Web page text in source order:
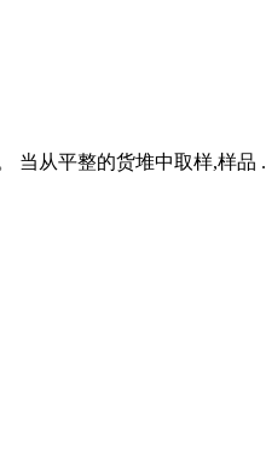
当从平整的货堆中取样,样品 .